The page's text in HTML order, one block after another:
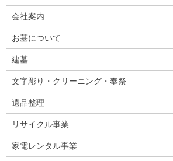
会社案内
お墓について
建墓
文字彫り・クリーニング・奉祭
遺品整理
リサイクル事業
家電レンタル事業